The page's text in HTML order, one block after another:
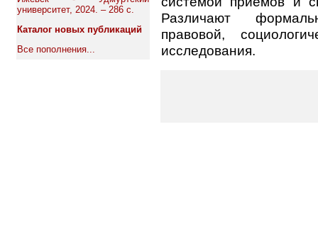
университет, 2024. – 286 с.
Каталог новых публикаций
Все пополнения...
Различают
правовой,
исследования.